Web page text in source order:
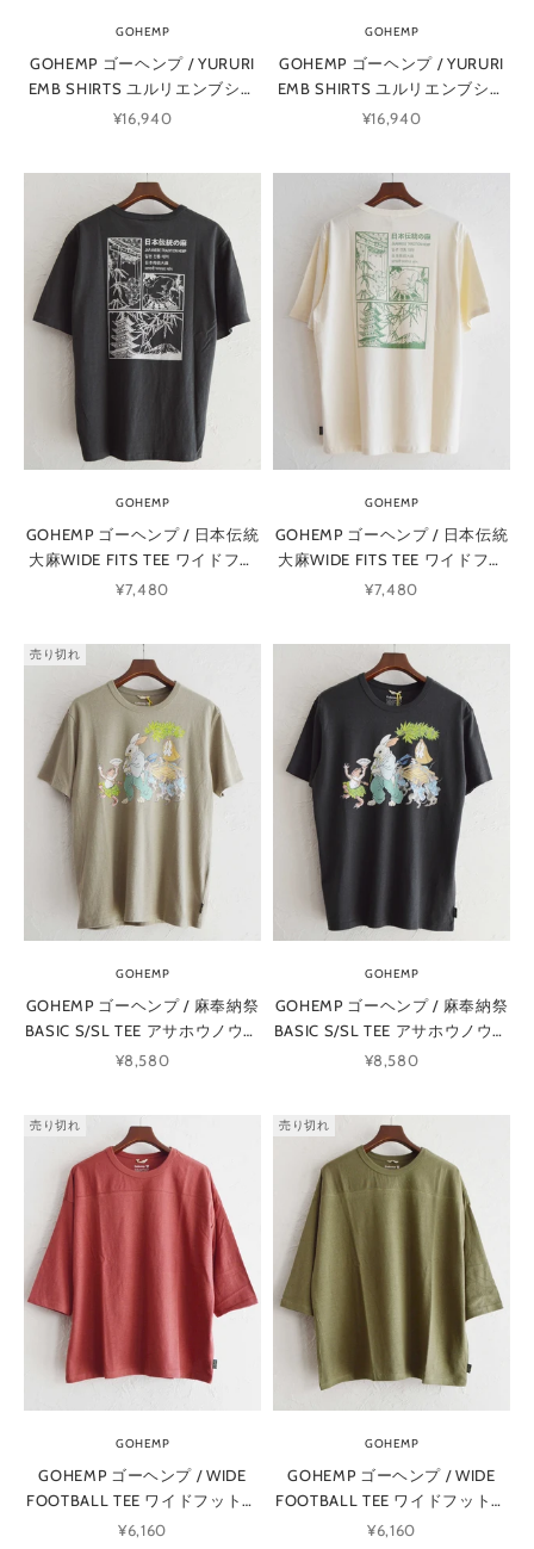
GOHEMP
GOHEMP ゴーヘンプ / YURURI
EMB SHIRTS ユルリエンブシャ
ツ (HELLO BLUE ハローブルー)
セール価格
¥16,940
GOHEMP
GOHEMP ゴーヘンプ / YURURI
EMB SHIRTS ユルリエンブシャ
ツ (STONE GRAY ストーングレ
セール価格
¥16,940
GOHEMP
GOHEMP ゴーヘンプ / 日本伝統
大麻WIDE FITS TEE ワイドフィ
ットティー (GUNMETAL GRAY
セール価格
¥7,480
GOHEMP
GOHEMP ゴーヘンプ / 日本伝統
大麻WIDE FITS TEE ワイドフィ
ットティー (NATURAL ナチュラ
セール価格
¥7,480
売り切れ
GOHEMP
GOHEMP ゴーヘンプ / 麻奉納祭
BASIC S/SL TEE アサホウノウサ
イベーシックティー (SAND
セール価格
¥8,580
GOHEMP
GOHEMP ゴーヘンプ / 麻奉納祭
BASIC S/SL TEE アサホウノウサ
イベーシックティー
セール価格
¥8,580
売り切れ
GOHEMP
GOHEMP ゴーヘンプ / WIDE
FOOTBALL TEE ワイドフットボ
ールTEE (CHERRY RED チェリー
セール価格
¥6,160
売り切れ
GOHEMP
GOHEMP ゴーヘンプ / WIDE
FOOTBALL TEE ワイドフットボ
ールTEE (OLIVE DRAB オリーブ
セール価格
¥6,160